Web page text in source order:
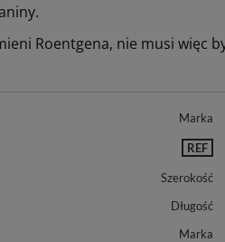
Roentgena, nie musi więc
Marka
REF
Szerokość
Długość
Marka